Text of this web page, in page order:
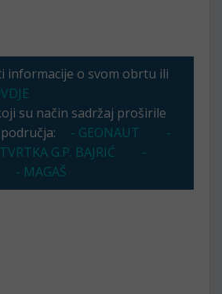
informacije o svom obrtu ili
su način sadržaj proširile
- GEONAUT
-
G.P. BAJRIĆ
-
- MAGAŠ